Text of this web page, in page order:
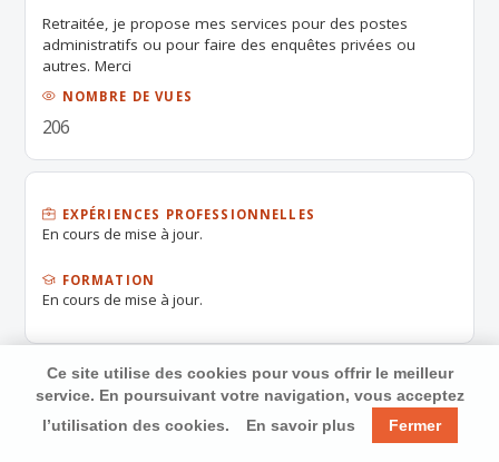
Retraitée, je propose mes services pour des postes
administratifs ou pour faire des enquêtes privées ou
autres. Merci
NOMBRE DE VUES
206
EXPÉRIENCES PROFESSIONNELLES
En cours de mise à jour.
FORMATION
En cours de mise à jour.
Ce site utilise des cookies pour vous offrir le meilleur
service. En poursuivant votre navigation, vous acceptez
l’utilisation des cookies.
En savoir plus Fermer